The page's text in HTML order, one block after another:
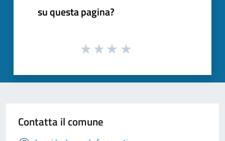
su questa pagina?
Contatta il comune